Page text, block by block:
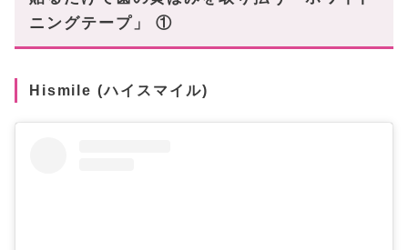
ニングテープ」 ①
Hismile (ハイスマイル)